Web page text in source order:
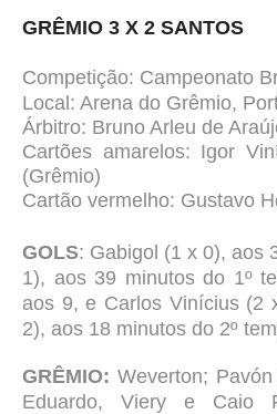
GRÊMIO 3 X 2 SANTOS
Competição: Campeonato
Local: Arena do Grêmio,
Árbitro: Bruno Arleu de
Cartões amarelos: Igor
(Grêmio)
Cartão vermelho: Gustavo
GOLS: Gabigol (1 x 0), aos
1), aos 39 minutos do 1º
aos 9, e Carlos Vinícius (2
2), aos 18 minutos do 2º
GRÊMIO: Weverton;
Eduardo, Viery e Caio